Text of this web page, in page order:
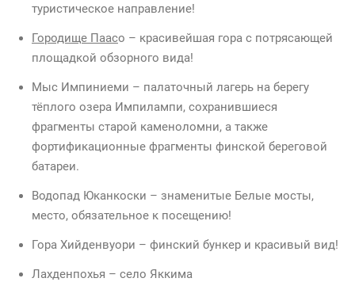
туристическое направление!
Городище Паасо – красивейшая гора с потрясающей
площадкой обзорного вида!
Мыс Импиниеми – палаточный лагерь на берегу
тёплого озера Импилампи, сохранившиеся
фрагменты старой каменоломни, а также
фортификационные фрагменты финской береговой
батареи.
Водопад Юканкоски – знаменитые Белые мосты,
место, обязательное к посещению!
Гора Хийденвуори – финский бункер и красивый вид!
Лахденпохья – село Яккима